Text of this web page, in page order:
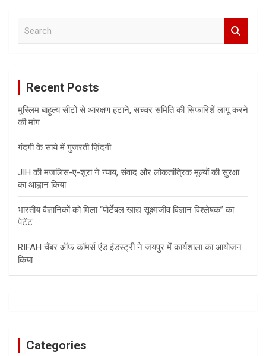
Recent Posts
मुस्लिम बाहुल्य सीटों से आरक्षण हटाने, सच्चर समिति की सिफारिशें लागू करने
की मांग
गंदगी के साये में गुजरती ज़िंदगी
JIH की मजलिस-ए-शूरा ने न्याय, संवाद और लोकतांत्रिक मूल्यों की सुरक्षा
का आह्वान किया
भारतीय वैज्ञानिकों को मिला “पोर्टेबल खाद्य सूक्ष्मजीव विज्ञान विश्लेषक” का
पेटेंट
RIFAH चैंबर ऑफ कॉमर्स एंड इंडस्ट्री ने जयपुर में कार्यशाला का आयोजन
किया
Categories